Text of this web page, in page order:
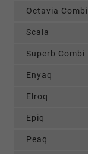
Octavia Combi
Scala
Superb Combi
Enyaq
Elroq
Epiq
Peaq